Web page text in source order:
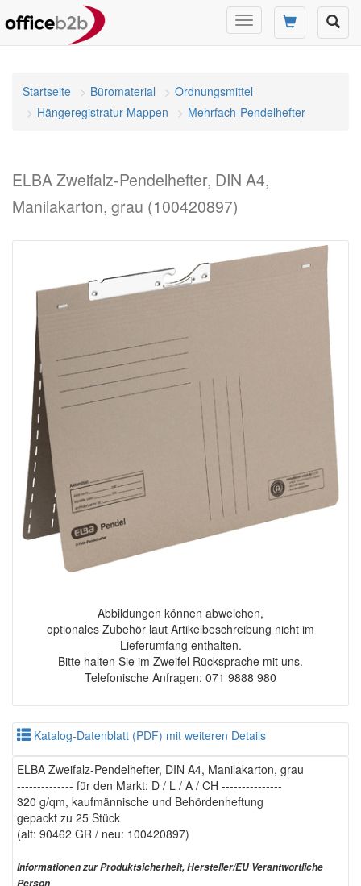
Navigation
umschalten
Startseite Büromaterial
Ordnungsmittel
Hängeregistratur-Mappen
Mehrfach-Pendelhefter
ELBA Zweifalz-Pendelhefter, DIN A4,
Manilakarton, grau (100420897)
Abbildungen können abweichen,
optionales Zubehör laut Artikelbeschreibung nicht im
Lieferumfang enthalten.
Bitte halten Sie im Zweifel Rücksprache mit uns.
Telefonische Anfragen: 071 9888 980
Katalog-Datenblatt (PDF) mit weiteren Details
ELBA Zweifalz-Pendelhefter, DIN A4, Manilakarton, grau
-------------- für den Markt: D / L / A / CH ---------------
320 g/qm, kaufmännische und Behördenheftung
gepackt zu 25 Stück
(alt: 90462 GR / neu: 100420897)
Informationen zur Produktsicherheit, Hersteller/EU Verantwortliche
Person